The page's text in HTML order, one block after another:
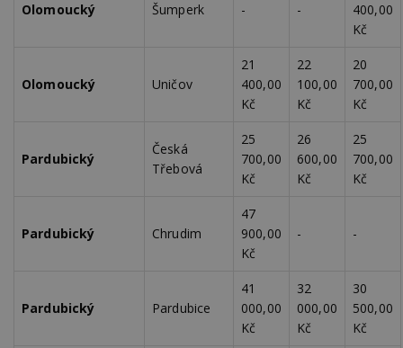
Olomoucký Šumperk - -
400,00
Kč
Olomoucký Uničov
21
400,00
Kč
22
100,00
Kč
20
700,00
Kč
Pardubický
Česká
Třebová
25
700,00
Kč
26
600,00
Kč
25
700,00
Kč
Pardubický Chrudim
47
900,00
Kč
- -
Pardubický Pardubice
41
000,00
Kč
32
000,00
Kč
30
500,00
Kč
Casale Media
.casalemedia.com
2 měsíce 4